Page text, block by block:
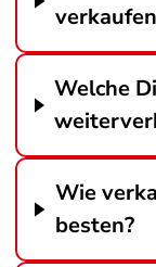
Welche
Wie
besten?